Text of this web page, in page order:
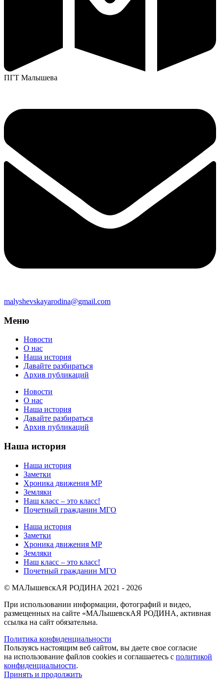
ПГТ Малышева
malyshevskayarodina@gmail.com
Меню
Новости
О нас
Наша история
Давайте разбираться
Архив публикаций
Новости
О нас
Наша история
Давайте разбираться
Архив публикаций
Наша история
Наша история
Заметки
Хроника движения МР
Земляки
Наш класс – это класс!
Почетный гражданин МГО
Наша история
Заметки
Хроника движения МР
Земляки
Наш класс – это класс!
Почетный гражданин МГО
© МАЛышевскАЯ РОДИНА 2021 - 2026
При использовании информации, фотографий и видео,
размещенных на сайте «МАЛышевскАЯ РОДИНА, активная
ссылка на сайт обязательна.
Политика конфиденциальности
Пользуясь настоящим веб сайтом, вы даете свое согласие
на использование файлов cookies и соглашаетесь с политикой
конфиденциальности.
Принять и продолжить